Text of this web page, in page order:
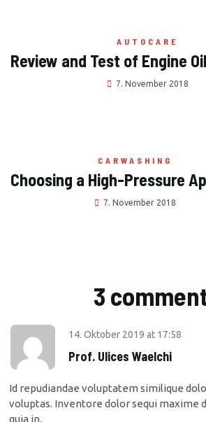
AUTOCARE
Review and Test of Engine
7. November 2018
CARWASHING
Choosing a High-Pressure
7. November 2018
3
14. Oktober 2019 at 17:58
Prof. Ulices Waelchi
Id repudiandae voluptatem similique
voluptas. Inventore dolor sequi maxime
quia in.